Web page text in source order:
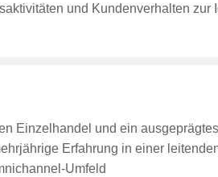
und Kundenverhalten zur
Einzelhandel und ein
Erfahrung in einer
Umfeld